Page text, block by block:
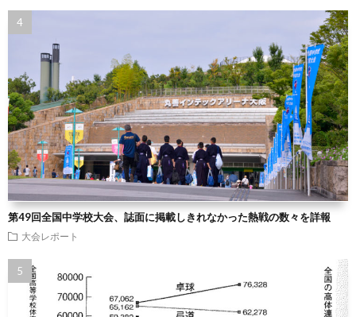
第49回全国中学校大会、誌面に掲載しきれなかった熱戦の数々を詳報
大会レポート